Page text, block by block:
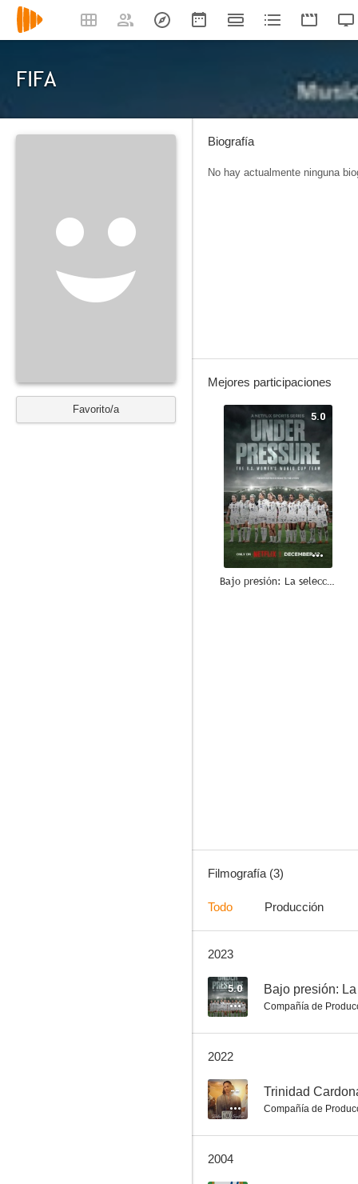
FIFA
Favorito/a
Biografía
No hay actualmente ninguna
Mejores participaciones
5.0
Bajo presión: La selección femenina de EE.UU. y el Mundial de fútbol
Filmografía (3)
Todo Producción
2023
5.0 Bajo presión:
Compañía de
2022
-- Trinidad
Compañía de
2004